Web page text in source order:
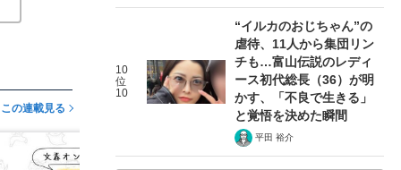
この連載見る
10
位
10
“イルカのおじちゃん”の
虐待、11人から集団リン
チも…富山伝説のレディ
ース初代総長（36）が明
かす、「不良で生きる」
と覚悟を決めた瞬間
平田 裕介